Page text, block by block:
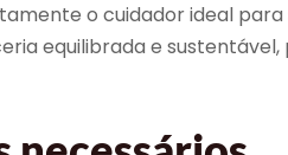
o cuidador ideal
equilibrada e